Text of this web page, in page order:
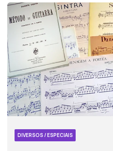
DIVERSOS / ESPECIAIS